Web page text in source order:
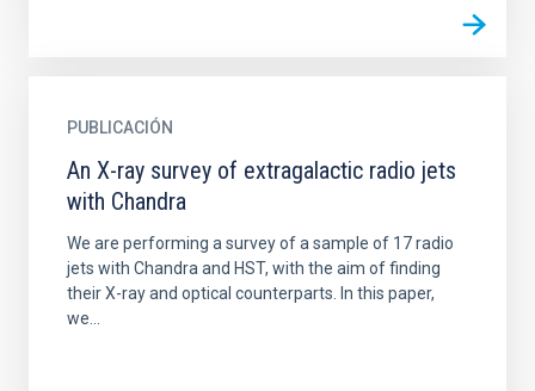
PUBLICACIÓN
An X-ray survey of extragalactic radio jets
with Chandra
We are performing a survey of a sample of 17 radio
jets with Chandra and HST, with the aim of finding
their X-ray and optical counterparts. In this paper,
we...